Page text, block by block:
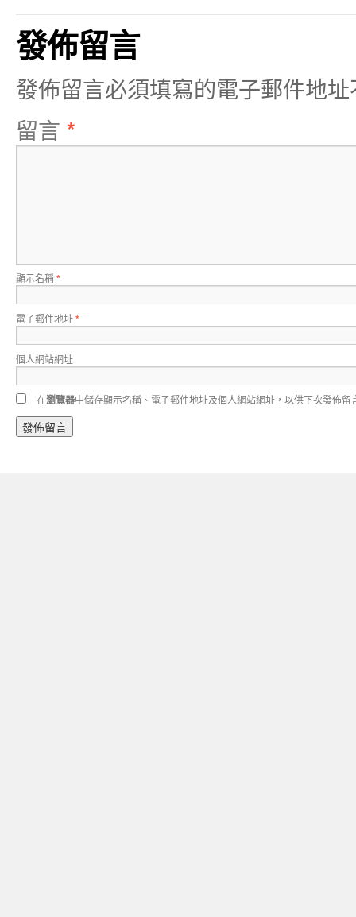
發佈留言
發佈留言必須填寫的電子郵件地
留言 *
顯示名稱*
電子郵件地址*
個人網站網址
在瀏覽器中儲存顯示名稱、電子郵件地址及個人網站網址，以供下次發佈留